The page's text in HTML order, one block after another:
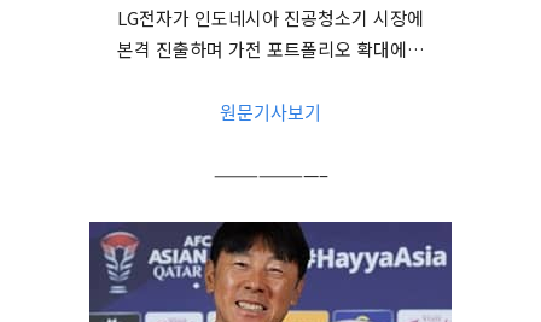
LG전자가 인도네시아 진공청소기 시장에
본격 진출하며 가전 포트폴리오 확대에…
원문기사보기
———————–